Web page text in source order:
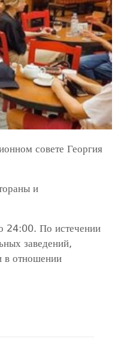
совете Георгия
и
24:00. По истечении
заведений,
в отношении